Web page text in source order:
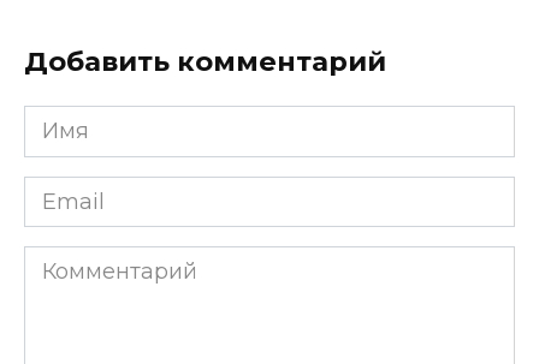
Добавить комментарий
Имя
*
Email
*
Комментарий